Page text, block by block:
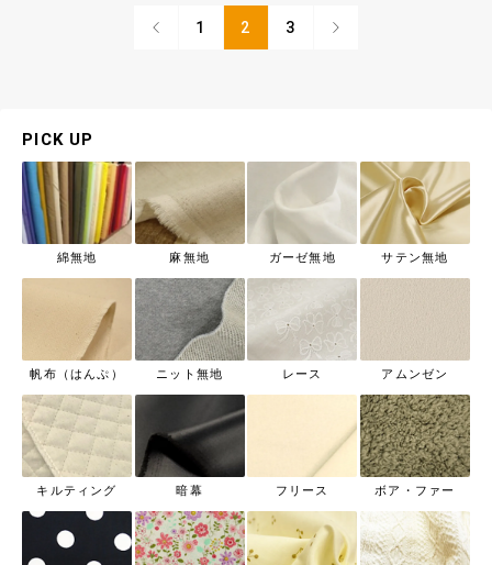
1 2 3
PICK UP
綿無地 麻無地 ガーゼ無地 サテン無地
帆布（はんぷ） ニット無地 レース アムンゼン
キルティング 暗幕 フリース ボア・ファー